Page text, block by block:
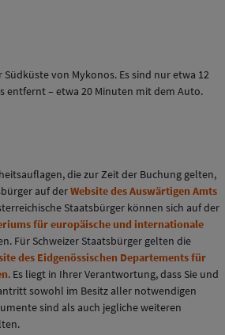
Südküste von Mykonos. Es sind nur etwa 12
entfernt – etwa 20 Minuten mit dem Auto.
die zur Zeit der Buchung gelten,
auf derWebsite des Auswärtigen Amts
Staatsbürger können sich auf der
für europäische und internationale
Für Schweizer Staatsbürger gelten die
des Eidgenössischen Departements für
. Es liegt in Ihrer Verantwortung, dass Sie und
sowohl im Besitz aller notwendigen
sind als auch jegliche weiteren